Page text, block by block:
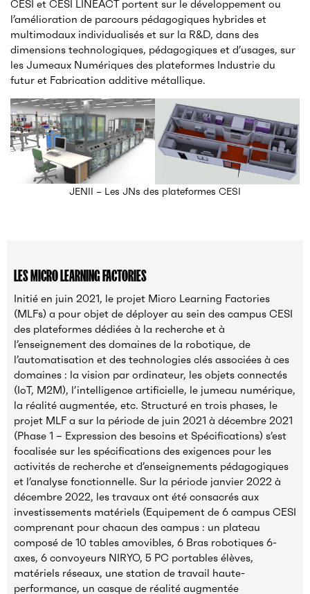
CESI et CESI LINEACT portent sur le développement ou
l’amélioration de parcours pédagogiques hybrides et
multimodaux individualisés et sur la R&D, dans des
dimensions technologiques, pédagogiques et d’usages, sur
les Jumeaux Numériques des plateformes Industrie du
futur et Fabrication additive métallique.
JENII – Les JNs des plateformes CESI
LES MICRO LEARNING FACTORIES
Initié en juin 2021, le projet Micro Learning Factories
(MLFs) a pour objet de déployer au sein des campus CESI
des plateformes dédiées à la recherche et à
l’enseignement des domaines de la robotique, de
l’automatisation et des technologies clés associées à ces
domaines : la vision par ordinateur, les objets connectés
(IoT, M2M), l’intelligence artificielle, le jumeau numérique,
la réalité augmentée, etc. Structuré en trois phases, le
projet MLF a sur la période de juin 2021 à décembre 2021
(Phase 1 – Expression des besoins et Spécifications) s’est
focalisée sur les spécifications des exigences pour les
activités de recherche et d’enseignements pédagogiques
et l’analyse fonctionnelle. Sur la période janvier 2022 à
décembre 2022, les travaux ont été consacrés aux
investissements matériels (Equipement de 6 campus CESI
comprenant pour chacun des campus : un plateau
composé de 10 tables amovibles, 6 Bras robotiques 6-
axes, 6 convoyeurs NIRYO, 5 PC portables élèves,
matériels réseaux, une station de travail haute-
performance, un casque de réalité augmentée